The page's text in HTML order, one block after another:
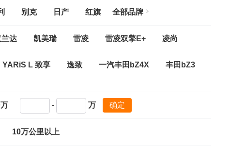
别克 日产 红旗 全部品牌
兰达 凯美瑞 雷凌 雷凌双擎E+ 凌尚
YARiS L 致享 逸致 一汽丰田bZ4X 丰田bZ3
- 万 确定
10万公里以上